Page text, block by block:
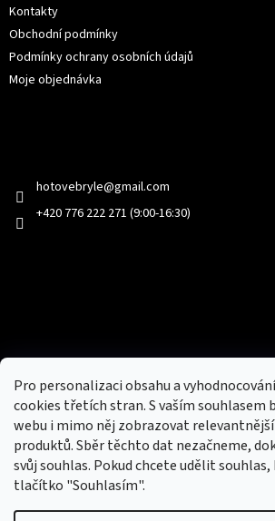
Pro personalizaci obsahu a
cookies třetích stran. S vaším souhlasem
webu i mimo něj zobrazovat
produktů. Sběr těchto dat nezačneme,
svůj souhlas. Pokud chcete udělit
tlačítko "Souhlasím".
Kontakty
Obchodní podmínky
Podmínky ochrany osobních údajů
Moje objednávka
hotovebryle@gmail.com
+420 776 222 271 (9:00-16:30)
Přijímáme online platby
Nový obchod s batohy, cestovními